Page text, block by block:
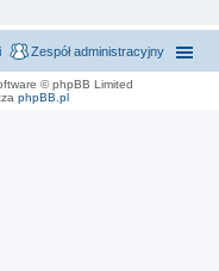
Zespół administracyjny
© phpBB Limited
phpBB.pl